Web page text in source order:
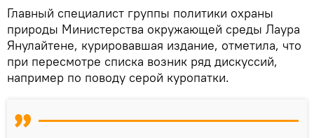
Главный специалист группы политики охраны
природы Министерства окружающей среды Лаура
Янулайтене, курировавшая издание, отметила, что
при пересмотре списка возник ряд дискуссий,
например по поводу серой куропатки.